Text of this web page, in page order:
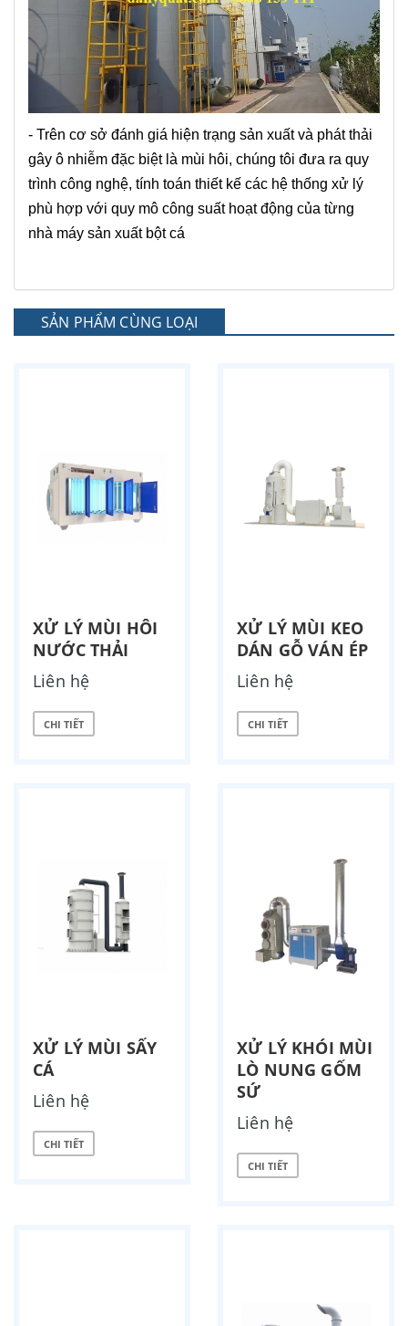
- Trên cơ sở đánh giá hiện trạng sản xuất và phát thải
gây ô nhiễm đặc biệt là mùi hôi, chúng tôi đưa ra quy
trình công nghệ, tính toán thiết kế các hệ thống xử lý
phù hợp với quy mô công suất hoạt động của từng
nhà máy sản xuất bột cá
SẢN PHẨM CÙNG LOẠI
XỬ LÝ MÙI HÔI
NƯỚC THẢI
Liên hệ
CHI TIẾT
XỬ LÝ MÙI KEO
DÁN GỖ VÁN ÉP
Liên hệ
CHI TIẾT
XỬ LÝ MÙI SẤY
CÁ
Liên hệ
CHI TIẾT
XỬ LÝ KHÓI MÙI
LÒ NUNG GỐM
SỨ
Liên hệ
CHI TIẾT